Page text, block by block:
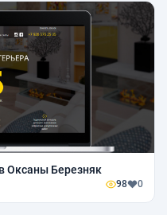
Оксаны Березняк
98 0